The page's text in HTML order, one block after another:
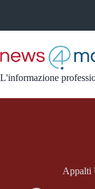
L'informazione
Appalti